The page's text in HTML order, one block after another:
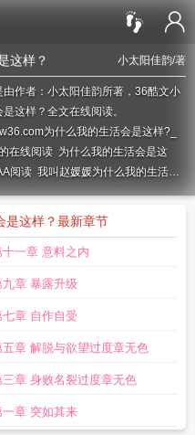
小太阳佳韵/著
这样？
作者：小太阳佳韵所著，36酷文小
这样？全文在线阅读。
为什么我的生活会是这样?_
在线阅读 为什么我的生活会是这
阅读 我叫赵媛媛为什么我的生活会
什么我的生活会是这样呢为什么我的
会是这样序
我叫赵媛媛为什么我的
什么我的生活会是这样全文阅读
是这样？最新章节
十一章 意料之内
九章 暴露升级
七章 自作自受
五章 解脱与欲望过度章无色
三章 身败名裂过度章无色
一章 突如其来